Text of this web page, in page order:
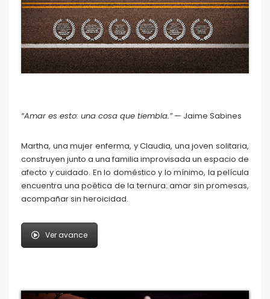
“Amar es esto: una cosa que tiembla.”— Jaime Sabines
Martha, una mujer enferma, y Claudia, una joven solitaria,
construyen junto a una familia improvisada un espacio de
afecto y cuidado. En lo doméstico y lo mínimo, la película
encuentra una poética de la ternura: amar sin promesas,
acompañar sin heroicidad.
Ver avance